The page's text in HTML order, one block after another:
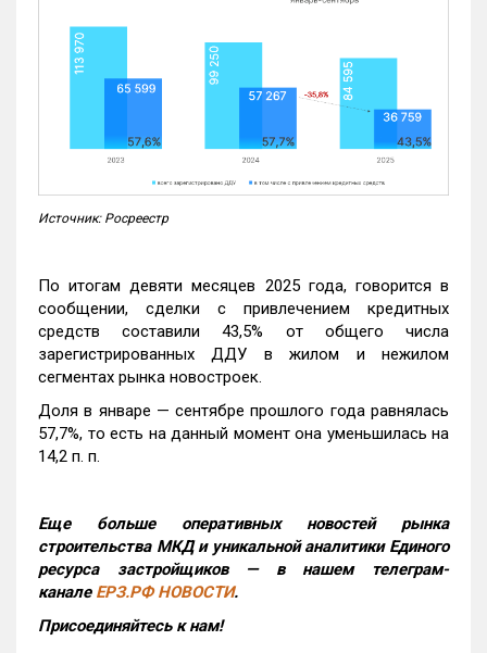
Источник: Росреестр
По итогам девяти месяцев 2025 года, говорится в
сообщении, сделки с привлечением кредитных
средств составили 43,5% от общего числа
зарегистрированных ДДУ в жилом и нежилом
сегментах рынка новостроек.
Доля в январе — сентябре прошлого года равнялась
57,7%, то есть на данный момент она уменьшилась на
14,2 п. п.
Еще больше оперативных новостей рынка
строительства МКД и уникальной аналитики Единого
ресурса застройщиков — в нашем телеграм-
канале ЕРЗ.РФ НОВОСТИ.
Присоединяйтесь к нам!